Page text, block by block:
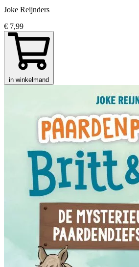
Joke Reijnders
€ 7,99
in winkelmand